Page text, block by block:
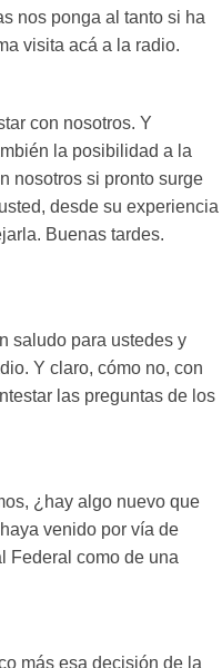
nos ponga al tanto si ha
visita acá a la radio.
con nosotros. Y
la posibilidad a la
nosotros si pronto surge
desde su experiencia
Buenas tardes.
saludo para ustedes y
Y claro, cómo no, con
las preguntas de los
¿hay algo nuevo que
venido por vía de
Federal como de una
más esa decisión de la